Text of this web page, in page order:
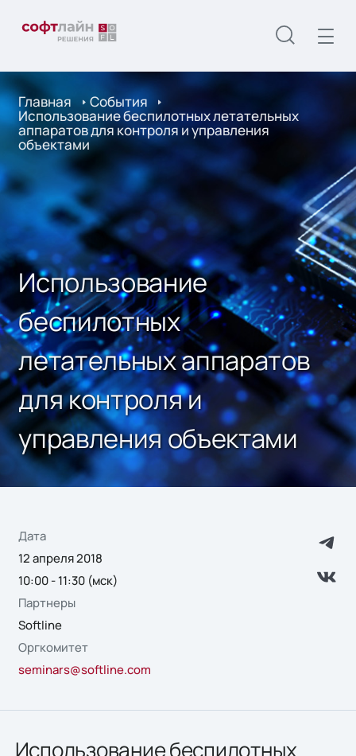
Главная События
Использование беспилотных летательных
аппаратов для контроля и управления
объектами
Использование
беспилотных
летательных аппаратов
для контроля и
управления объектами
Дата
12 апреля 2018
10:00 - 11:30 (мск)
Партнеры
Softline
Оргкомитет
seminars@softline.com
Использование беспилотных